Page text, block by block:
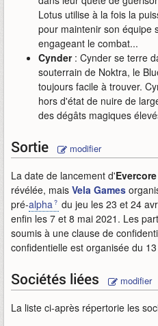
Lotus utilise à la fois la
pour maintenir son équipe
engageant le combat...
Cynder: Cynder se terre
souterrain de Noktra, le
toujours facile à trouver.
hors d'état de nuire de
des dégâts magiques
Sortie modifier
La date de lancement d'
révélée, mais Vela Games
pré-alpha
du jeu les 23 et 24
enfin les 7 et 8 mai 2021. Les
soumis à une clause de
confidentielle est organisée du
Sociétés liées modifier
La liste ci-après répertorie les